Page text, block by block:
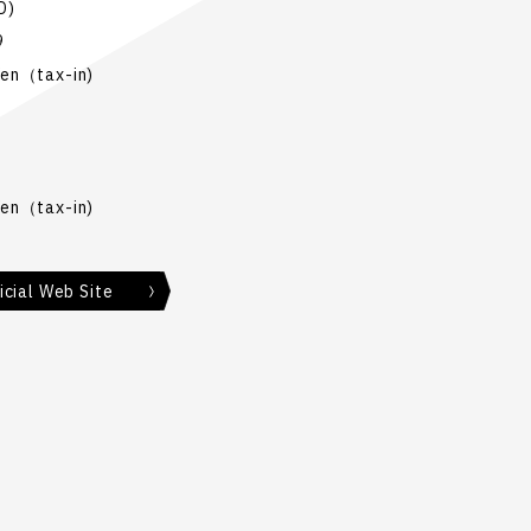
（tax-in)
（tax-in)
Web Site